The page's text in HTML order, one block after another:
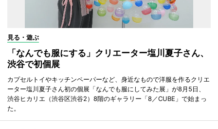
見る・遊ぶ
「なんでも服にする」クリエーター塩川夏子さん、
渋谷で初個展
カプセルトイやキッチンペーパーなど、身近なもので洋服を作るクリエ
ーター塩川夏子さん初の個展「なんでも服にしてみた展」が8月5日、
渋谷ヒカリエ（渋谷区渋谷2）8階のギャラリー「8／CUBE」で始まっ
た。